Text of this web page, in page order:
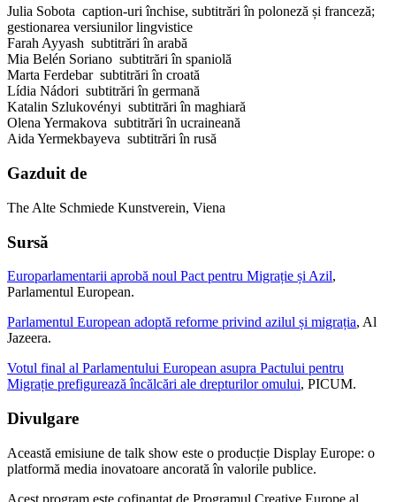
Julia Sobota caption-uri închise, subtitrări în poloneză și franceză;
gestionarea versiunilor lingvistice
Farah Ayyash subtitrări în arabă
Mia Belén Soriano subtitrări în spaniolă
Marta Ferdebar subtitrări în croată
Lídia Nádori subtitrări în germană
Katalin Szlukovényi subtitrări în maghiară
Olena Yermakova subtitrări în ucraineană
Aida Yermekbayeva subtitrări în rusă
Gazduit de
The Alte Schmiede Kunstverein, Viena
Sursă
Europarlamentarii aprobă noul Pact pentru Migrație și Azil,
Parlamentul European.
Parlamentul European adoptă reforme privind azilul și migrația, Al
Jazeera.
Votul final al Parlamentului European asupra Pactului pentru
Migrație prefigurează încălcări ale drepturilor omului, PICUM.
Divulgare
Această emisiune de talk show este o producție Display Europe: o
platformă media inovatoare ancorată în valorile publice.
Acest program este cofinanțat de Programul Creative Europe al